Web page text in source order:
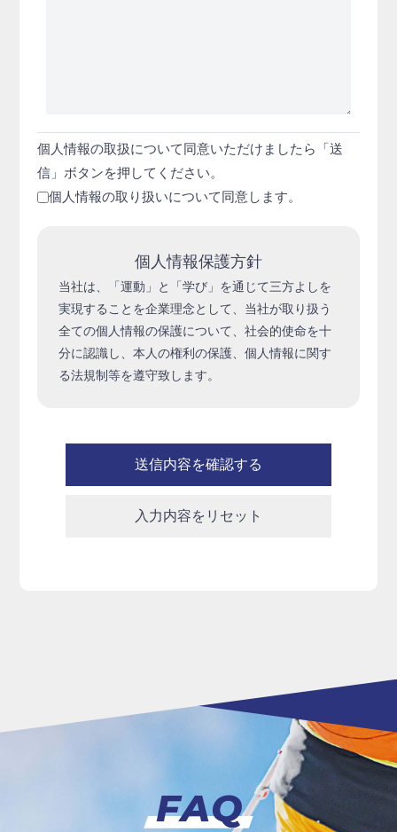
個人情報の取扱について同意いただけましたら「送
信」ボタンを押してください。
個人情報の取り扱いについて同意します。
個人情報保護方針
当社は、「運動」と「学び」を通じて三方よしを
実現することを企業理念として、当社が取り扱う
全ての個人情報の保護について、社会的使命を十
分に認識し、本人の権利の保護、個人情報に関す
る法規制等を遵守致します。
FAQ